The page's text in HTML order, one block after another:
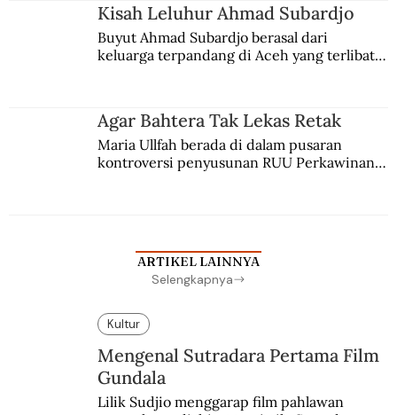
Kisah Leluhur Ahmad Subardjo
Buyut Ahmad Subardjo berasal dari
keluarga terpandang di Aceh yang terlibat
Agar Bahtera Tak Lekas Retak
Maria Ullfah berada di dalam pusaran
kontroversi penyusunan RUU Perkawinan.
ARTIKEL LAINNYA
Selengkapnya
Kultur
Mengenal Sutradara Pertama Film
Gundala
Lilik Sudjio menggarap film pahlawan